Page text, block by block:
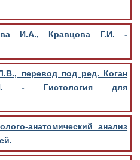
И.А., Кравцова Г.И. -
перевод под ред. Коган
- Гистология для
анатомический анализ